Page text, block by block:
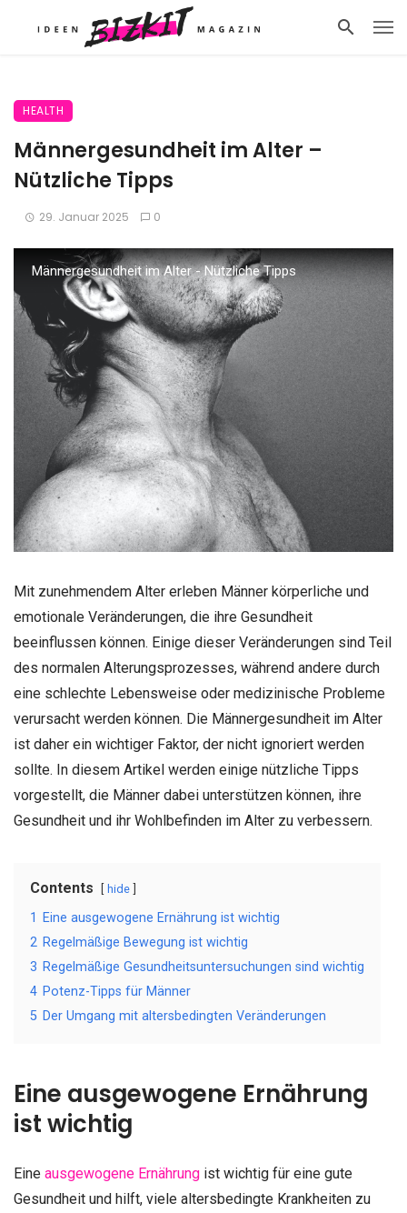
HEALTH
Männergesundheit im Alter –
Nützliche Tipps
29. Januar 2025 0
Männergesundheit im Alter - Nützliche Tipps
Mit zunehmendem Alter erleben Männer körperliche und
emotionale Veränderungen, die ihre Gesundheit
beeinflussen können. Einige dieser Veränderungen sind Teil
des normalen Alterungsprozesses, während andere durch
eine schlechte Lebensweise oder medizinische Probleme
verursacht werden können. Die Männergesundheit im Alter
ist daher ein wichtiger Faktor, der nicht ignoriert werden
sollte. In diesem Artikel werden einige nützliche Tipps
vorgestellt, die Männer dabei unterstützen können, ihre
Gesundheit und ihr Wohlbefinden im Alter zu verbessern.
Contents hide
1
Eine ausgewogene Ernährung ist wichtig
2 Regelmäßige Bewegung ist wichtig
3 Regelmäßige Gesundheitsuntersuchungen sind wichtig
4 Potenz-Tipps für Männer
5 Der Umgang mit altersbedingten Veränderungen
Eine ausgewogene Ernährung
ist wichtig
Eine ausgewogene Ernährung ist wichtig für eine gute
Gesundheit und hilft, viele altersbedingte Krankheiten zu